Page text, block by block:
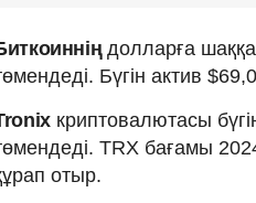
долларға
Бүгін актив
криптовалютасы
TRX бағамы
отыр.